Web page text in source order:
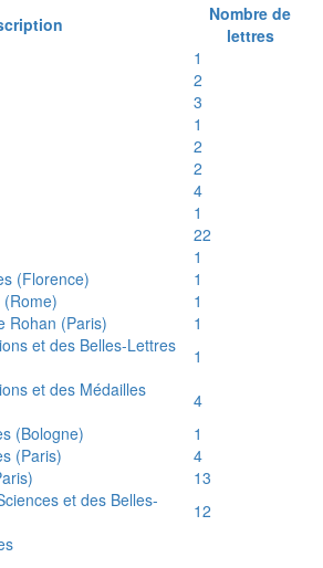
Nombre de
lettres
1
2
3
1
2
2
4
1
22
1
(Florence)
1
1
Rohan (Paris)
1
et des Belles-Lettres
1
et des Médailles
4
(Bologne)
1
(Paris)
4
13
et des Belles-
12